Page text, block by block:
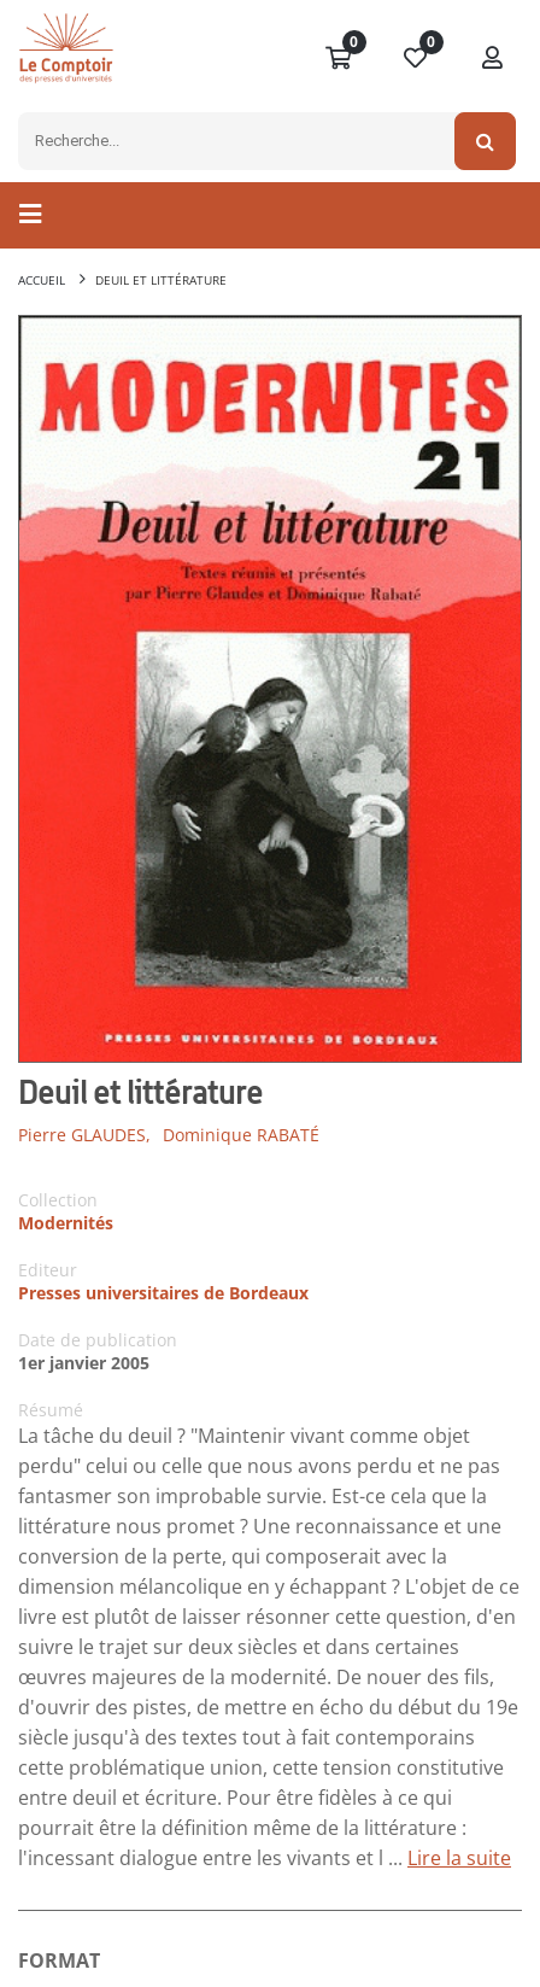
0 0
ACCUEIL DEUIL ET LITTÉRATURE
Deuil et littérature
Pierre GLAUDES, Dominique RABATÉ
Collection
Modernités
Editeur
Presses universitaires de Bordeaux
Date de publication
1er janvier 2005
Résumé
La tâche du deuil ? "Maintenir vivant comme objet
perdu" celui ou celle que nous avons perdu et ne pas
fantasmer son improbable survie. Est-ce cela que la
littérature nous promet ? Une reconnaissance et une
conversion de la perte, qui composerait avec la
dimension mélancolique en y échappant ? L'objet de ce
livre est plutôt de laisser résonner cette question, d'en
suivre le trajet sur deux siècles et dans certaines
œuvres majeures de la modernité. De nouer des fils,
d'ouvrir des pistes, de mettre en écho du début du 19e
siècle jusqu'à des textes tout à fait contemporains
cette problématique union, cette tension constitutive
entre deuil et écriture. Pour être fidèles à ce qui
pourrait être la définition même de la littérature :
l'incessant dialogue entre les vivants et l ... Lire la suite
FORMAT